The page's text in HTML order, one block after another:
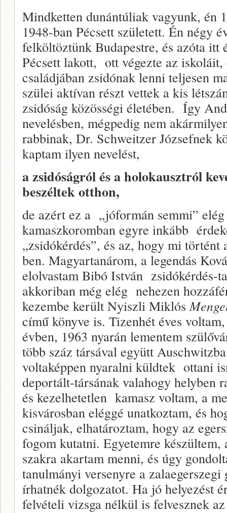
Mindketten dunántúliak vagyunk, én
1948-ban Pécsett született. Én négy
felköltöztünk Budapestre, és azóta itt
Pécsett lakott, ott végezte az
családjában zsidónak lenni teljesen
szülei aktívan részt vettek a kis
zsidóság közösségi életében. Így
nevelésben, mégpedig nem
rabbinak, Dr. Schweitzer Józsefnek
kaptam ilyen nevelést,
a zsidóságról és a holokausztról
beszéltek otthon,
de azért ez a „jóformán semmi”
kamaszkoromban egyre inkább
„zsidókérdés”, és az, hogy mi történt
ben. Magyartanárom, a legendás
elolvastam Bibó István zsidókérdés-
akkoriban még elég nehezen
kezembe került Nyiszli Miklós
című könyve is. Tizenhét éves
évben, 1963 nyarán lementem
több száz társával együtt
voltaképpen nyaralni küldtek ottani
deportált-társának valahogy helyben
és kezelhetetlen kamasz voltam, a
kisvárosban eléggé unatkoztam, és
csináljak, elhatároztam, hogy az
fogom kutatni. Egyetemre készültem,
szakra akartam menni, és úgy
tanulmányi versenyre a
írhatnék dolgozatot. Ha jó helyezést
felvételi vizsga nélkül is felvesznek